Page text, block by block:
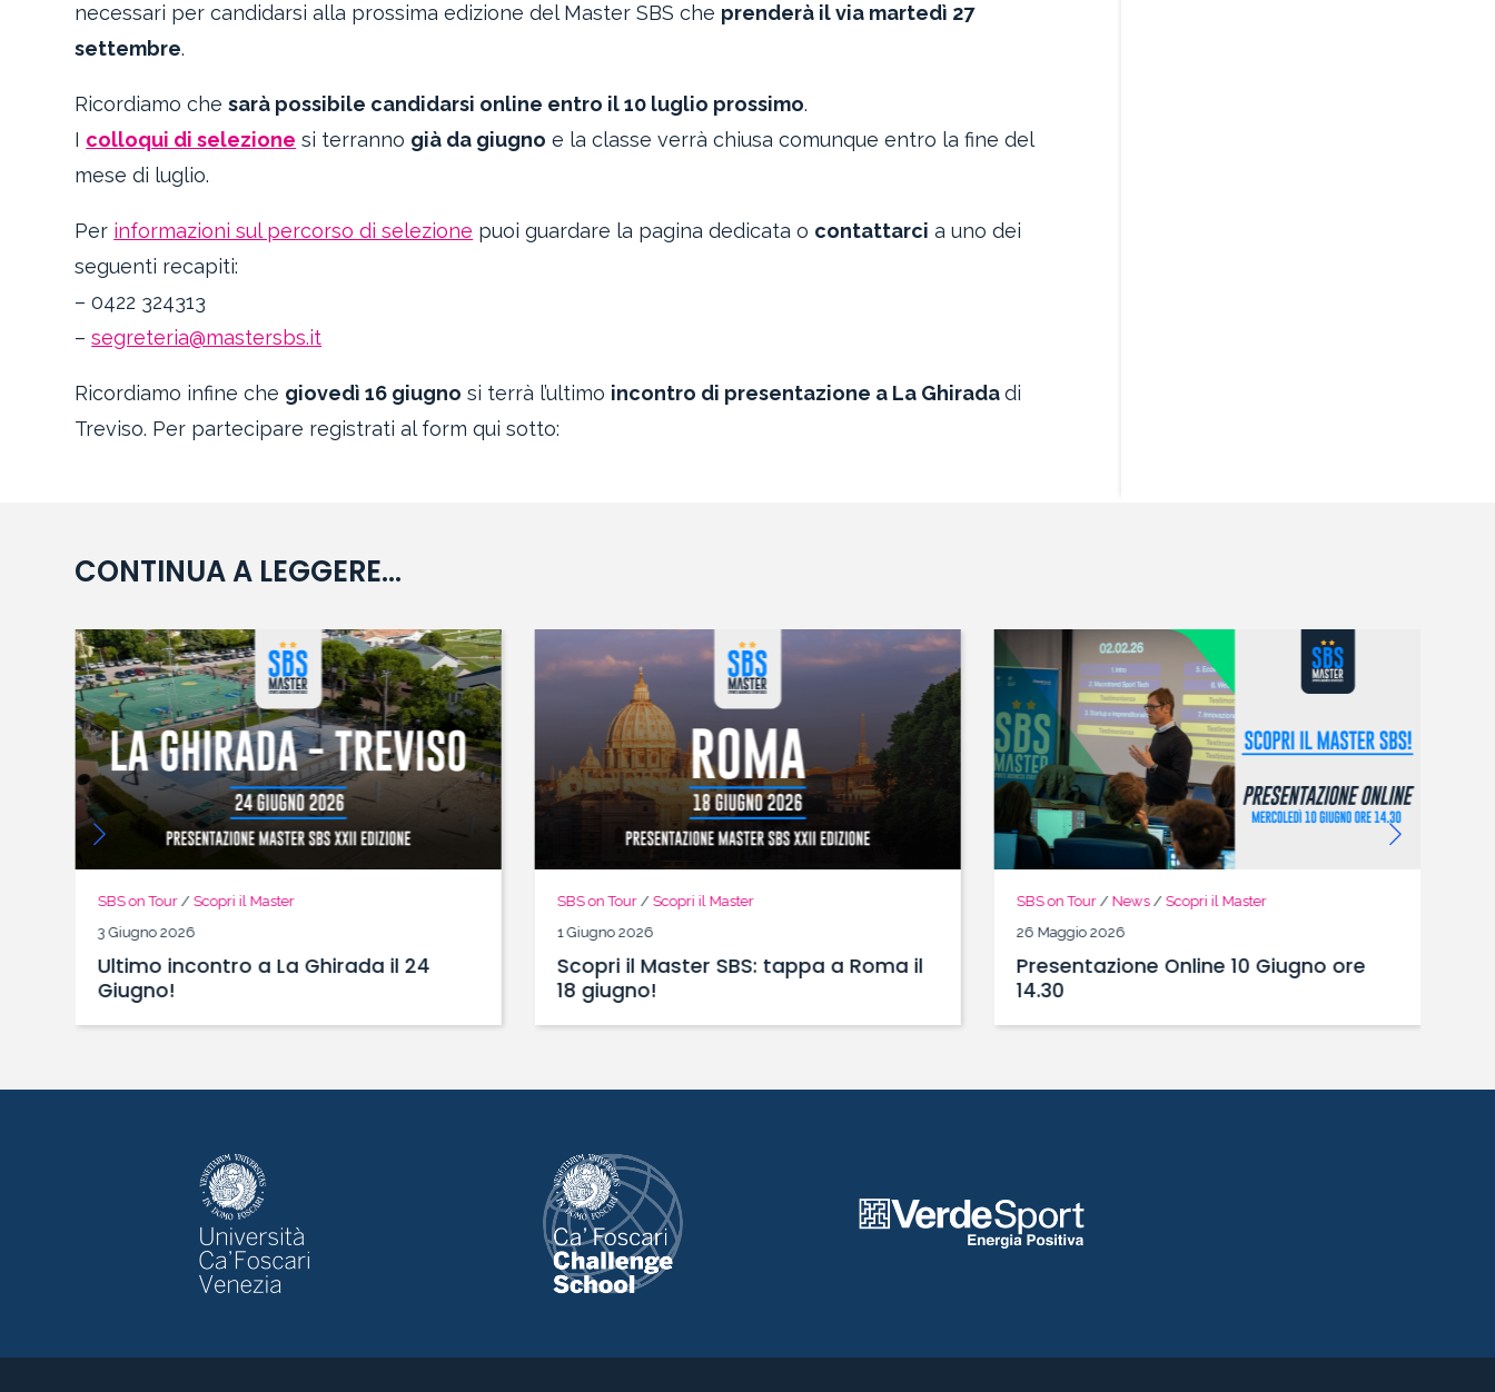
necessari per candidarsi alla prossima edizione del Master SBS che prenderà il via martedì 27
settembre.
Ricordiamo chesarà possibile candidarsi online entro il 10 luglio prossimo.
I colloqui di selezione si terranno già da giugno e la classe verrà chiusa comunque entro la fine del
mese di luglio.
Per informazioni sul percorso di selezione puoi guardare la pagina dedicata o contattarci a uno dei
seguenti recapiti:
– 0422 324313
–segreteria@mastersbs.it
Ricordiamo infine che giovedì 16 giugno si terrà l’ultimo incontro di presentazione a La Ghiradadi
Treviso. Per partecipare registrati al form qui sotto:
CONTINUA A LEGGERE...
SBS on Tour/ Scopri il Master
3 Giugno 2026
Ultimo incontro a La Ghirada il 24
Giugno!
SBS on Tour/ Scopri il Master
1 Giugno 2026
Scopri il Master SBS: tappa a Roma il
18 giugno!
SBS on Tour/ News/ Scopri il Master
26 Maggio 2026
Presentazione Online 10 Giugno ore
14.30